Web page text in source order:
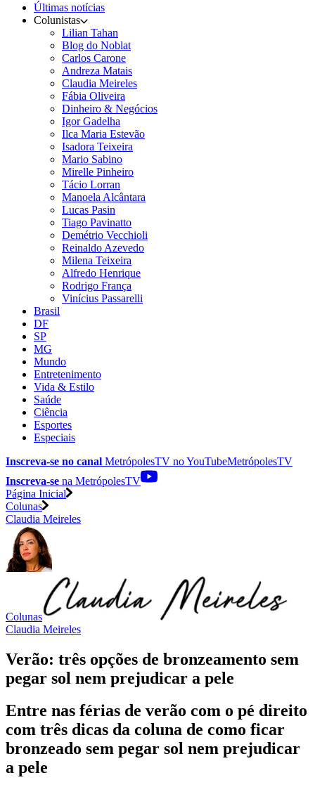
Últimas notícias
Colunistas
Lilian Tahan
Blog do Noblat
Carlos Carone
Andreza Matais
Claudia Meireles
Fábia Oliveira
Dinheiro & Negócios
Igor Gadelha
Ilca Maria Estevão
Isadora Teixeira
Mario Sabino
Mirelle Pinheiro
Tácio Lorran
Manoela Alcântara
Lucas Pasin
Tiago Pavinatto
Demétrio Vecchioli
Reinaldo Azevedo
Milena Teixeira
Alfredo Henrique
Rodrigo França
Vinícius Passarelli
Brasil
DF
SP
MG
Mundo
Entretenimento
Vida & Estilo
Saúde
Ciência
Esportes
Especiais
Inscreva-se no canal MetrópolesTV noYouTubeMetrópolesTV
Inscreva-se na MetrópolesTV
Página Inicial
Colunas
Claudia Meireles
Colunas
Claudia Meireles
Verão: três opções de bronzeamento sem
pegar sol nem prejudicar a pele
Entre nas férias de verão com o pé direito
com três dicas da coluna de como ficar
bronzeado sem pegar sol nem prejudicar
a pele